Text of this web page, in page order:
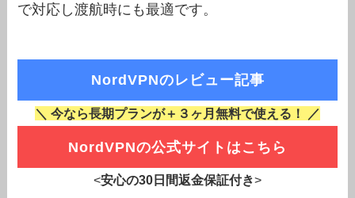
で対応し渡航時にも最適です。
NordVPNのレビュー記事
＼ 今なら長期プランが＋３ヶ月無料で使える！ ／
NordVPNの公式サイトはこちら
<安心の30日間返金保証付き>